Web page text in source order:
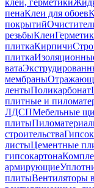
клеи, герметики
пенаКлеи для обоев
покрытий
резьбыКлеи
плиткаКирпичи
плитка
вата
мембраны
лентыПоликарбонат
плитные и
ЛДСПМебельные
плиты
строительства
листыЦементные
гипсокартона
армирующие
плитыВентиляторы